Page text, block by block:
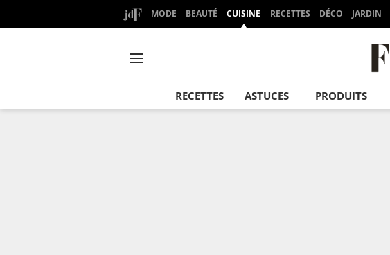
MODE BEAUTÉ CUISINE RECETTES DÉCO JARDIN
RECETTES ASTUCES PRODUITS